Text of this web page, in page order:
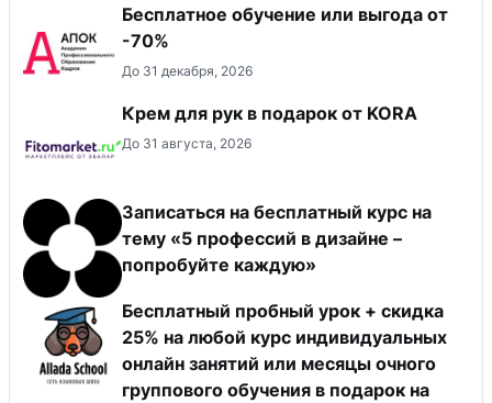
Бесплатное обучение или выгода от
-70%
До 31 декабря, 2026
Крем для рук в подарок от KORA
До 31 августа, 2026
Записаться на бесплатный курс на
тему «5 профессий в дизайне –
попробуйте каждую»
Бесплатный пробный урок + скидка
25% на любой курс индивидуальных
онлайн занятий или месяцы очного
группового обучения в подарок на